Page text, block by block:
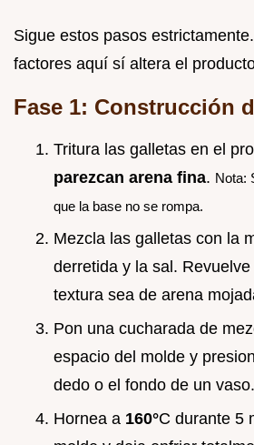
Sigue estos pasos
factores aquí sí altera el
Fase 1: Construcción
Tritura las galletas en el
parezcan arena fina. Nota:
que la base no se rompa.
Mezcla las galletas con la
derretida y la sal.
textura sea de arena
Pon una cucharada de
espacio del molde y
dedo o el fondo de un vaso.
Hornea a 160°C durante 5